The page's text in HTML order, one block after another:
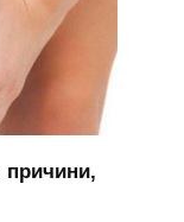
причини,